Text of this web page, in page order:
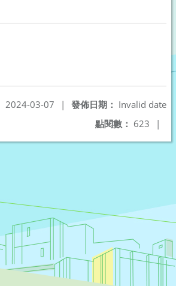
發佈日期： Invalid date
2024-03-07
|
點閱數： 623 |